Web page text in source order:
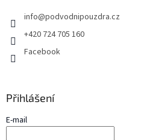
info@podvodnipouzdra.cz
+420 724 705 160
Facebook
Přihlášení
E-mail